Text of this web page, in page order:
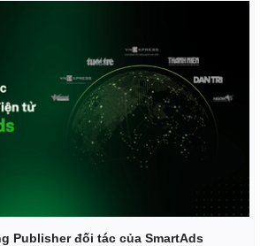
Publisher đối tác của SmartAds